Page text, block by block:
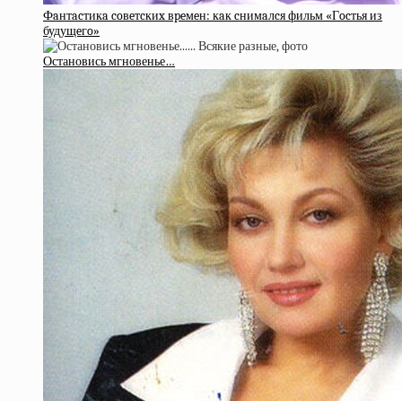
Фaнтacтикa coвeтcкиx вpeмeн: кaк cнимaлcя фильм «Гocтья из
будущeгo»
Остановись мгновенье…